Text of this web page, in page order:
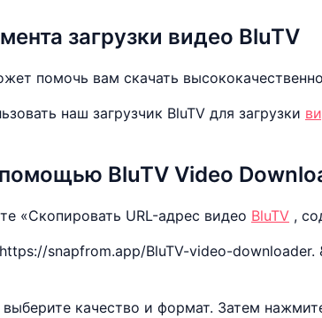
загрузки видео BluTV
помочь вам скачать
наш загрузчик BluTV для загрузки
BluTV Video
«Скопировать URL-адрес видео BluTV ,
snapfrom.app/BluTV-video-downloader.
выберите качество и формат. Затем